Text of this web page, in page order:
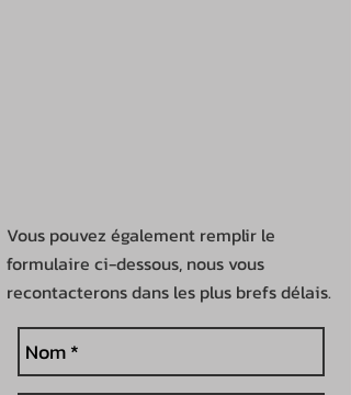
Vous pouvez également remplir le
formulaire ci-dessous, nous vous
recontacterons dans les plus brefs délais.